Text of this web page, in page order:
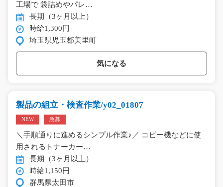
工場で 袋詰めやパレ…
長期（3ヶ月以上）
時給1,300円
埼玉県児玉郡美里町
気になる
製品の組立・検査作業/y02_01807
NEW 急募
＼手順通りに進めるシンプル作業♪／ コピー機などに使
用されるトナーカー…
長期（3ヶ月以上）
時給1,150円
群馬県太田市